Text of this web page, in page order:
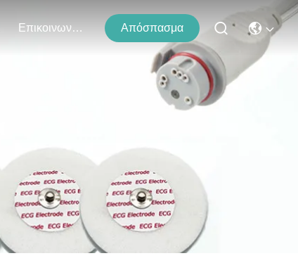
Επικοινωνήστε Μαζί Μας Απόσπασμα